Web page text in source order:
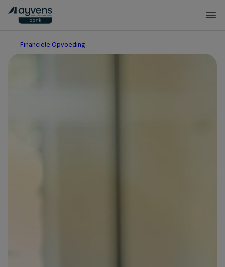
Financiele Opvoeding